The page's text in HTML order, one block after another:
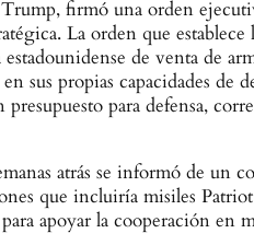
firmó una orden
La orden que
de venta de
sus propias capacidades de
presupuesto para defensa,
atrás se informó de un
que incluiría misiles
apoyar la cooperación en